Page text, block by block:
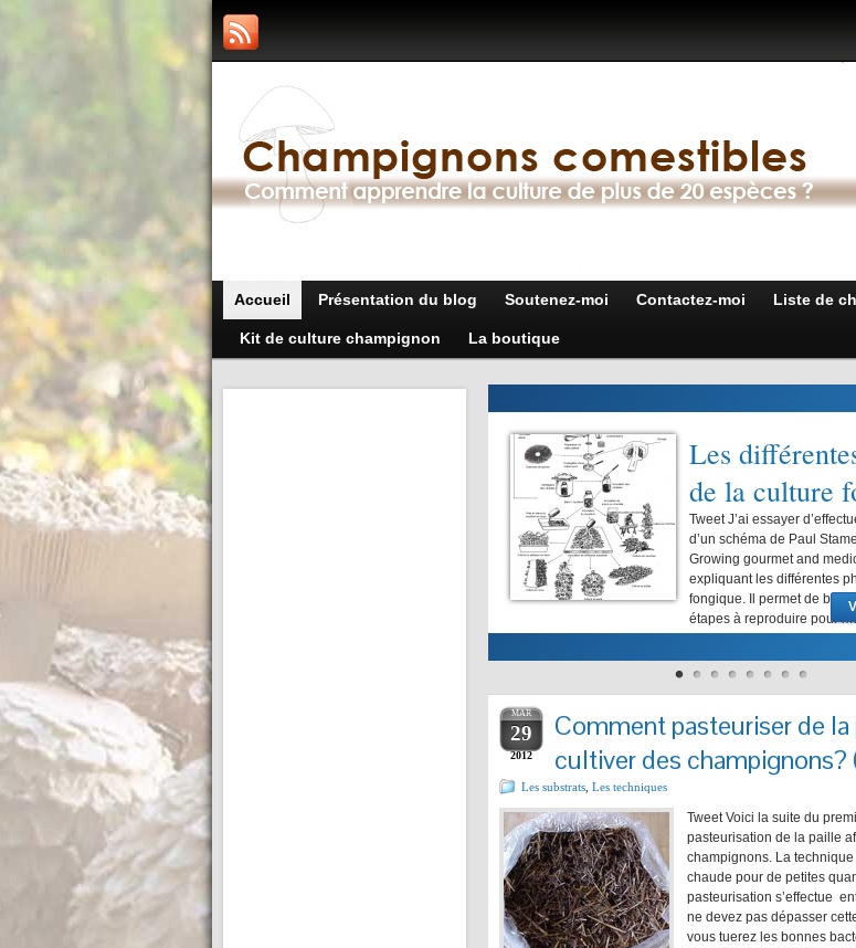
Accueil Présentation du blog Soutenez-moi Contactez-moi Liste de
Kit de culture champignon La boutique
7 conseils pour un
maximum de stérilité
lors de la culture
contaminés par d’autres micro-organismes (levures, bactéries ou spores).
L’objectif est de coloniser le substrat uniquement avec les spores ou le
mycélium du champignon que l’on …
Les
de la culture
Tweet J’ai essayer
d’un schéma de Paul
Growing gourmet and
expliquant les différentes
fongique. Il permet de bien
étapes à reproduire pour
champignons est d’obtenir une …
MAR
29
2012
Comment pasteuriser de
cultiver des champignons?
Les substrats Les techniques
Tweet Voici la suite du
pasteurisation de la paille
champignons. La technique
chaude pour de petites
pasteurisation s’effectue
ne devez pas dépasser
vous tuerez les bonnes